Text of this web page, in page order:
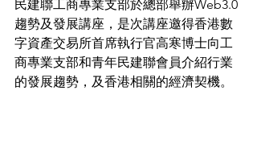
民建聯工商專業支部於總部舉辦Web3.0
趨勢及發展講座，是次講座邀得香港數
字資產交易所首席執行官高寒博士向工
商專業支部和青年民建聯會員介紹行業
的發展趨勢，及香港相關的經濟契機。